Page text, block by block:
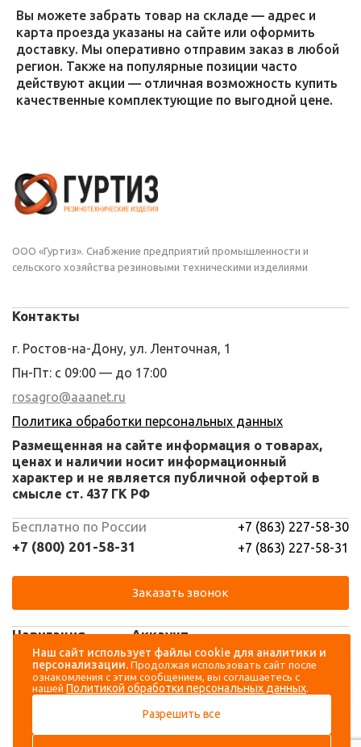
Вы можете забрать товар на складе — адрес и
карта проезда указаны на сайте или оформить
доставку. Мы оперативно отправим заказ в любой
регион. Также на популярные позиции часто
действуют акции — отличная возможность купить
качественные комплектующие по выгодной цене.
ООО «Гуртиз». Снабжение предприятий промышленности и
сельского хозяйства резиновыми техническими изделиями
Навигация
Каталог
О компании
Доставка и оплата
Аккаунт
Вход
Регистрация
Контакты
г. Ростов-на-Дону, ул. Ленточная, 1
Пн-Пт: с 09:00 — до 17:00
rosagro@aaanet.ru
Политика обработки персональных данных
Размещенная на сайте информация о товарах,
ценах и наличии носит информационный
характер и не является публичной офертой в
смысле ст. 437 ГК РФ
Бесплатно по России
+7 (800) 201-58-31
+7 (863) 227-58-30
+7 (863) 227-58-31
Заказать звонок
Наш сайт использует файлы cookie для аналитики и
персонализации. Продолжая использовать сайт после
ознакомления с этим сообщением, вы соглашаетесь с
нашей Политикой обработки персональных данных.
Разрешить все